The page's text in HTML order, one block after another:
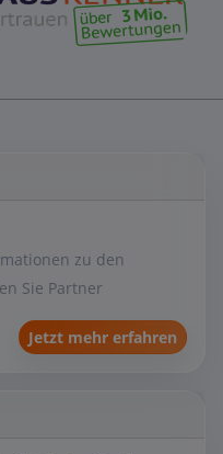
zu den
Sie Partner
Jetzt mehr erfahren